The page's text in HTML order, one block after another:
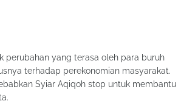
perubahan yang terasa oleh para buruh
terhadap perekonomian masyarakat.
Syiar Aqiqoh stop untuk membantu